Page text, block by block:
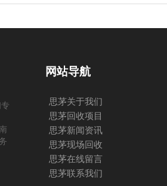
网站导航
思茅关于我们
思茅回收项目
思茅新闻资讯
思茅现场回收
思茅在线留言
思茅联系我们